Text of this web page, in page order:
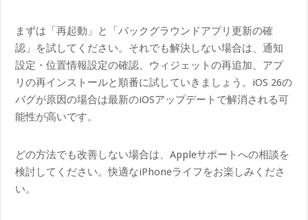
まずは「再起動」と「バックグラウンドアプリ更新の確
認」を試してください。それでも解決しない場合は、通知
設定・位置情報設定の確認、ウィジェットの再追加、アプ
リの再インストールと順番に試していきましょう。iOS 26の
バグが原因の場合は最新のiOSアップデートで解消される可
能性が高いです。
どの方法でも改善しない場合は、Appleサポートへの相談を
検討してください。快適なiPhoneライフをお楽しみくださ
い。